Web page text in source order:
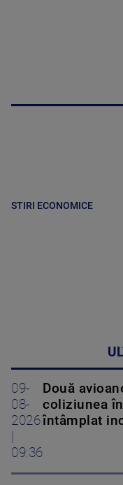
STIRI ECONOMICE
09-
08-
2026
09:36
Două
coliziunea
întâmplat